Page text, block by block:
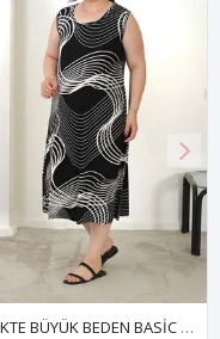
RENKTE BÜYÜK BEDEN BASİC ASKILI DESENLİ ELBİSE